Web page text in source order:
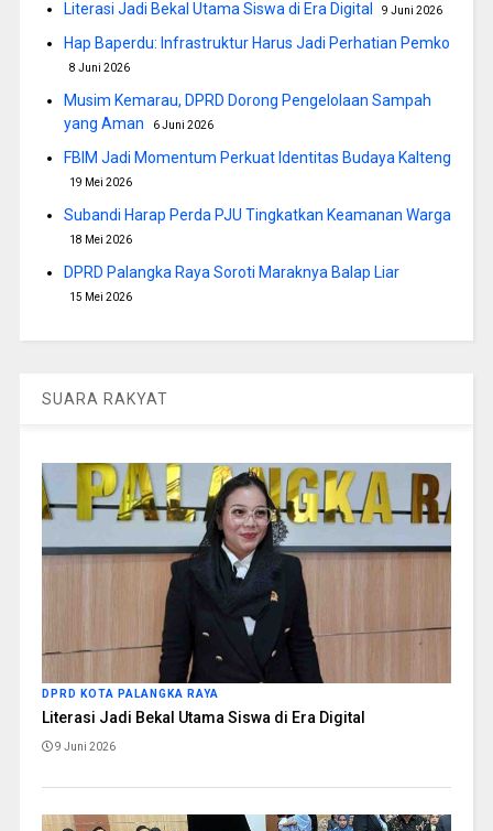
Literasi Jadi Bekal Utama Siswa di Era Digital 9 Juni 2026
Hap Baperdu: Infrastruktur Harus Jadi Perhatian Pemko
8 Juni 2026
Musim Kemarau, DPRD Dorong Pengelolaan Sampah
yang Aman
6 Juni 2026
FBIM Jadi Momentum Perkuat Identitas Budaya Kalteng
19 Mei 2026
Subandi Harap Perda PJU Tingkatkan Keamanan Warga
18 Mei 2026
DPRD Palangka Raya Soroti Maraknya Balap Liar
15 Mei 2026
SUARA RAKYAT
DPRD KOTA PALANGKA RAYA
Literasi Jadi Bekal Utama Siswa di Era Digital
9 Juni 2026